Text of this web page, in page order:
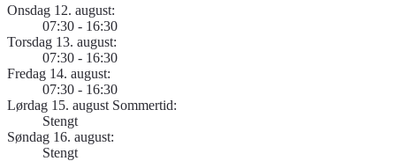
Onsdag 12. august:
07:30 - 16:30
Torsdag 13. august:
07:30 - 16:30
Fredag 14. august:
07:30 - 16:30
Lørdag 15. august Sommertid:
Stengt
Søndag 16. august:
Stengt